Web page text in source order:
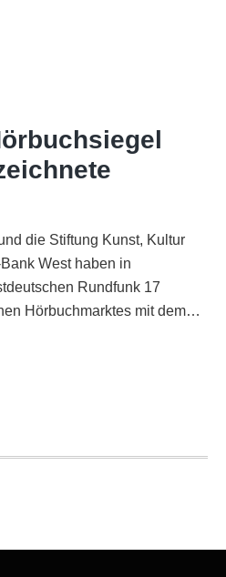
die Stiftung Kunst, Kultur
West haben in
Rundfunk 17
Hörbuchmarktes mit dem…